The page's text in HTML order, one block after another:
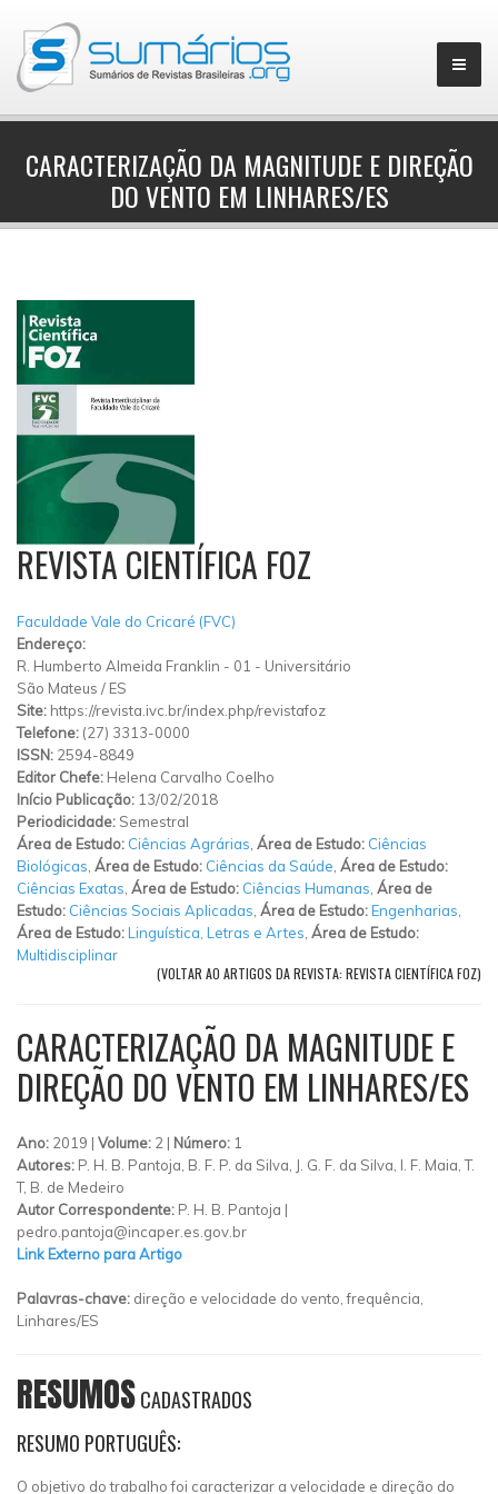
CARACTERIZAÇÃO DA MAGNITUDE E DIREÇÃO
DO VENTO EM LINHARES/ES
REVISTA CIENTÍFICA FOZ
Faculdade Vale do Cricaré (FVC)
Endereço:
R. Humberto Almeida Franklin - 01 - Universitário
São Mateus / ES
Site: https://revista.ivc.br/index.php/revistafoz
Telefone: (27) 3313-0000
ISSN: 2594-8849
Editor Chefe: Helena Carvalho Coelho
Início Publicação: 13/02/2018
Periodicidade: Semestral
Área de Estudo: Ciências Agrárias Área de Estudo: Ciências
Biológicas Área de Estudo: Ciências da Saúde Área de Estudo:
Ciências Exatas Área de Estudo: Ciências Humanas Área de
Estudo: Ciências Sociais Aplicadas Área de Estudo:Engenharias
Área de Estudo:Linguística, Letras e Artes Área de Estudo:
Multidisciplinar
(VOLTAR AO ARTIGOS DA REVISTA: REVISTA CIENTÍFICA FOZ)
CARACTERIZAÇÃO DA MAGNITUDE E
DIREÇÃO DO VENTO EM LINHARES/ES
Ano: 2019 | Volume: 2 | Número: 1
Autores: P. H. B. Pantoja, B. F. P. da Silva, J. G. F. da Silva, I. F. Maia, T.
T, B. de Medeiro
Autor Correspondente: P. H. B. Pantoja |
pedro.pantoja@incaper.es.gov.br
Link Externo para Artigo
Palavras-chave: direção e velocidade do vento, frequência,
Linhares/ES
RESUMOSCADASTRADOS
RESUMO PORTUGUÊS:
O objetivo do trabalho foi caracterizar a velocidade e direção do